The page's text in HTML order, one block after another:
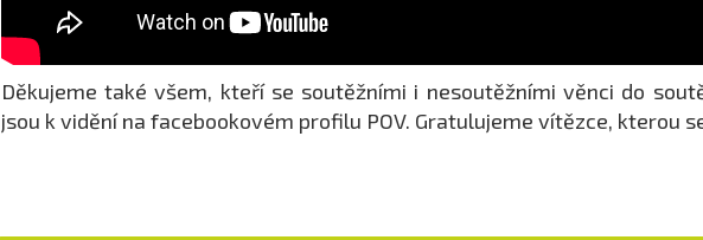
Děkujeme také všem, kteří se soutěžními i nesoutěžními věnci do
jsou k vidění na facebookovém profilu POV. Gratulujeme vítězce, kterou